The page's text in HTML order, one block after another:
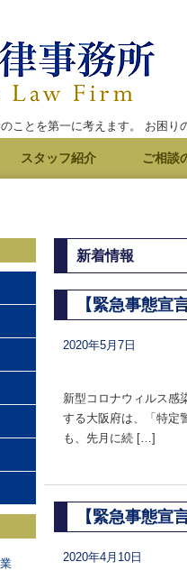
ことを第一に考えます。 お困
スタッフ紹介 ご相談
新着情報
【緊急事態宣
2020年5月7日
新型コロナウィルス感
する大阪府は、「特定
も、先月に続 […]
【緊急事態宣
2020年4月10日